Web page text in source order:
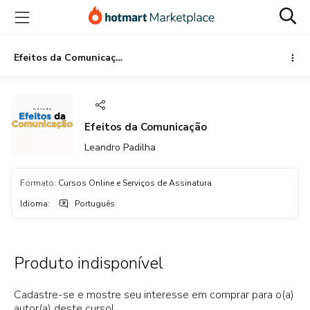
para
conteúdo
principal
para
pagamento
para
rodapé
Efeitos da Comunicação
Efeitos da Comunicação
Leandro Padilha
Formato: Cursos Online e Serviços de Assinatura
Idioma: Português
Produto indisponível
Cadastre-se e mostre seu interesse em comprar para o(a)